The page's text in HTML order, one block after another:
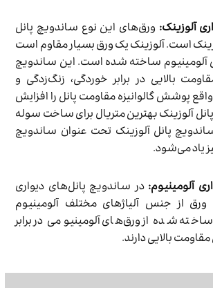
آلوزینک: ورق‌های این نوع ساندویچ پانل
است. آلوزینک یک ورق بسیار مقاوم است
آلومینیوم ساخته شده است. این ساندویچ
بالایی در برابر خوردگی، زنگ‌زدگی و
پوشش گالوانیزه مقاومت پانل را افزایش
آلوزینک بهترین متریال برای ساخت سوله
پانل آلوزینک تحت عنوان ساندویچ
یاد می‌شود.
آلومینیوم: در ساندویچ پانل‌های دیواری
ورق از جنس آلیاژهای مختلف آلومینیوم
شده از ورق‌های آلومینیومی در برابر
بالایی دارند.